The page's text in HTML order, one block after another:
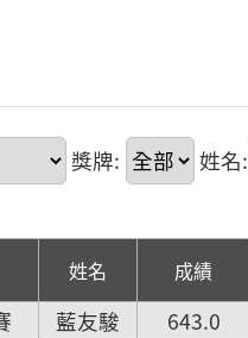
獎牌: 姓名:
姓名 成績
藍友駿 643.0